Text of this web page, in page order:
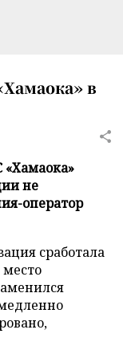
в
«Хамаока»
не
оператор
сработала